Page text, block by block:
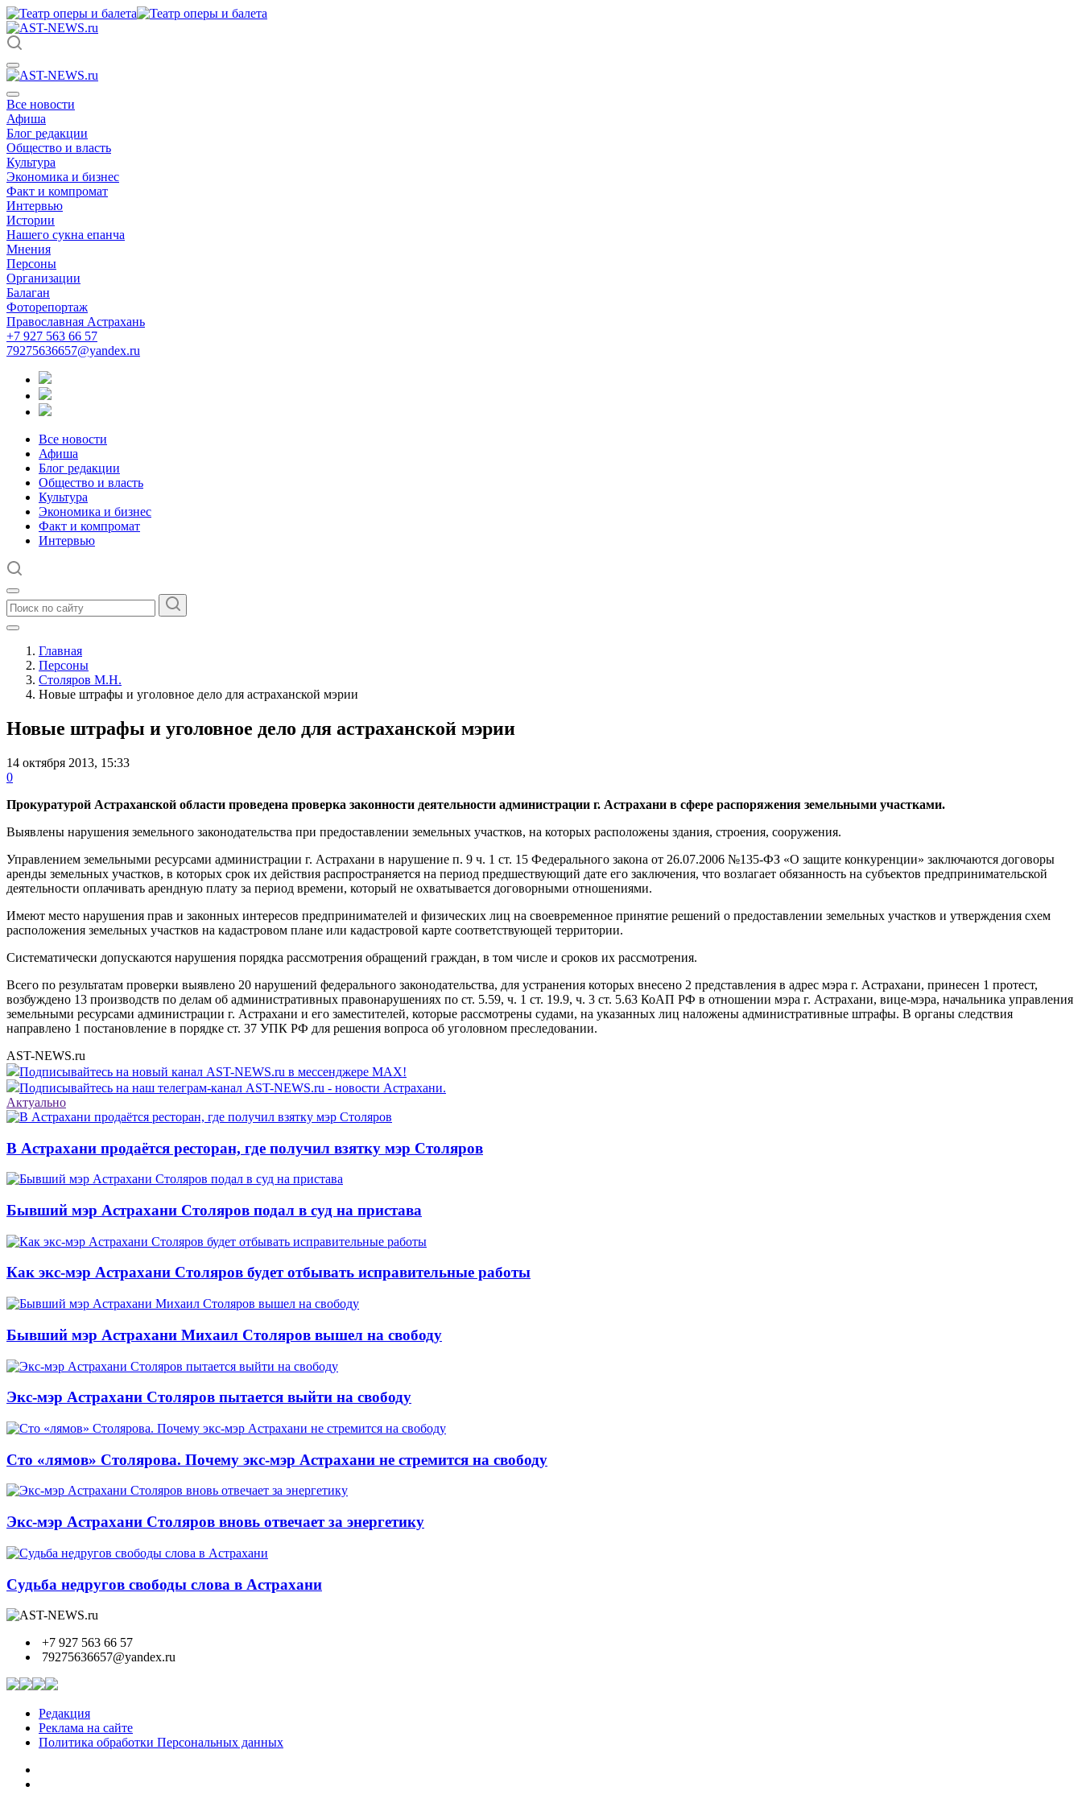
Все новости
Афиша
Блог редакции
Общество и власть
Культура
Экономика и бизнес
Факт и компромат
Интервью
Истории
Нашего сукна епанча
Мнения
Персоны
Организации
Балаган
Фоторепортаж
Православная Астрахань
+7 927 563 66 57
79275636657@yandex.ru
Все новости
Афиша
Блог редакции
Общество и власть
Культура
Экономика и бизнес
Факт и компромат
Интервью
Главная
Персоны
Столяров М.Н.
Новые штрафы и уголовное дело для астраханской мэрии
Новые штрафы и уголовное дело для астраханской мэрии
14 октября 2013, 15:33
0
Прокуратурой Астраханской области проведена проверка законности деятельности администрации г. Астрахани в сфере распоряжения земельными участками.
Выявлены нарушения земельного законодательства при предоставлении земельных участков, на которых расположены здания, строения, сооружения.
Управлением земельными ресурсами администрации г. Астрахани в нарушение п. 9 ч. 1 ст. 15 Федерального закона от 26.07.2006 №135-ФЗ «О защите конкуренции» заключаются договоры
аренды земельных участков, в которых срок их действия распространяется на период предшествующий дате его заключения, что возлагает обязанность на субъектов предпринимательской
деятельности оплачивать арендную плату за период времени, который не охватывается договорными отношениями.
Имеют место нарушения прав и законных интересов предпринимателей и физических лиц на своевременное принятие решений о предоставлении земельных участков и утверждения схем
расположения земельных участков на кадастровом плане или кадастровой карте соответствующей территории.
Систематически допускаются нарушения порядка рассмотрения обращений граждан, в том числе и сроков их рассмотрения.
Всего по результатам проверки выявлено 20 нарушений федерального законодательства, для устранения которых внесено 2 представления в адрес мэра г. Астрахани, принесен 1 протест,
возбуждено 13 производств по делам об административных правонарушениях по ст. 5.59, ч. 1 ст. 19.9, ч. 3 ст. 5.63 КоАП РФ в отношении мэра г. Астрахани, вице-мэра, начальника управления
земельными ресурсами администрации г. Астрахани и его заместителей, которые рассмотрены судами, на указанных лиц наложены административные штрафы. В органы следствия
направлено 1 постановление в порядке ст. 37 УПК РФ для решения вопроса об уголовном преследовании.
AST-NEWS.ru
Подписывайтесь на новый канал AST-NEWS.ru в мессенджере MAX!
Подписывайтесь на наш телеграм-канал AST-NEWS.ru - новости Астрахани.
Актуально
В Астрахани продаётся ресторан, где получил взятку мэр Столяров
Бывший мэр Астрахани Столяров подал в суд на пристава
Как экс-мэр Астрахани Столяров будет отбывать исправительные работы
Бывший мэр Астрахани Михаил Столяров вышел на свободу
Экс-мэр Астрахани Столяров пытается выйти на свободу
Сто «лямов» Столярова. Почему экс-мэр Астрахани не стремится на свободу
Экс-мэр Астрахани Столяров вновь отвечает за энергетику
Судьба недругов свободы слова в Астрахани
+7 927 563 66 57
79275636657@yandex.ru
Редакция
Реклама на сайте
Политика обработки Персональных данных